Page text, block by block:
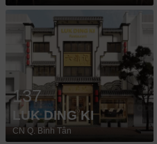
137
LUK DING KI
CN Q. Bình Tân